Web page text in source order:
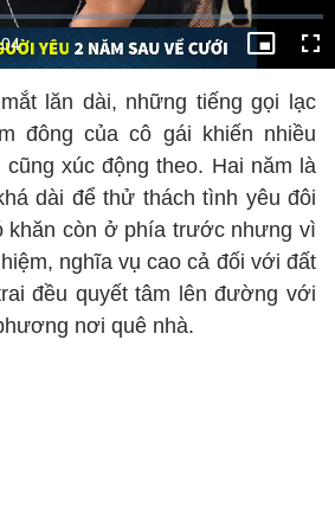
lăn dài, những tiếng gọi lạc
đông của cô gái khiến nhiều
xúc động theo. Hai năm là
dài để thử thách tình yêu đôi
khăn còn ở phía trước nhưng vì
nghĩa vụ cao cả đối với đất
đều quyết tâm lên đường với
nơi quê nhà.